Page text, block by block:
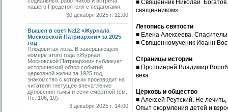
нашего Предстоятеля с педагогами.
30 декабря 2025 г. 12:00
Вышел в свет №12 «Журнала
Московской Патриархии» за 2025
год
Плодовитая лоза. В завершающем
номере этого года «Журнал
Московской Патриархии» публикует
исторический обзор событий
церковной жизни за 1925 год,
знакомство с которым производит на
читателя гнетущее впечатление
дуновения тьмы и сени смертной (см.
Пс. 106, 10).
3 декабря 2025 г. 14:00
■ Священник Николай
священником»
Летопись святости
■ Елена Алексеева.
■ Священномученик Иоанн
Страницы истории
■ Протоиерей Владимир
века
Церковь и общество
■ Алексей Реутский. Не
Опыт окормления детей и